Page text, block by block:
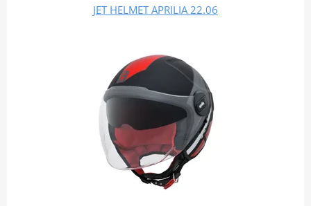
JET HELMET APRILIA 22.06